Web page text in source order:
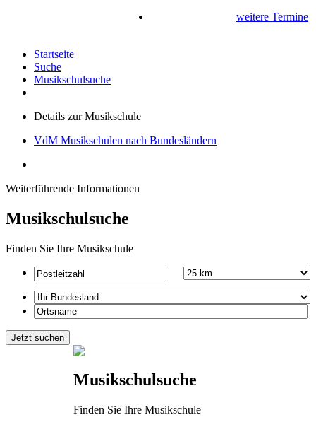
weitere Termine
Startseite
Suche
Musikschulsuche
Details zur Musikschule
VdM Musikschulen nach Bundesländern
Weiterführende Informationen
Musikschulsuche
Finden Sie Ihre Musikschule
Musikschulsuche
Finden Sie Ihre Musikschule